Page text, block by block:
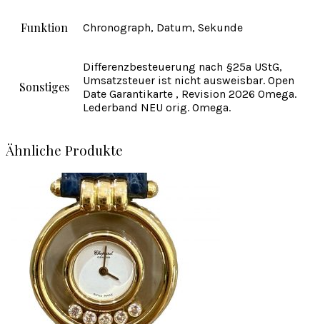
Funktion Chronograph, Datum, Sekunde
Sonstiges
Differenzbesteuerung nach §25a UStG,
Umsatzsteuer ist nicht ausweisbar. Open
Date Garantikarte , Revision 2026 Omega.
Lederband NEU orig. Omega.
Ähnliche Produkte